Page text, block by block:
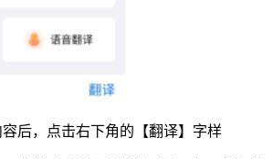
后，点击右下角的【翻译】字样